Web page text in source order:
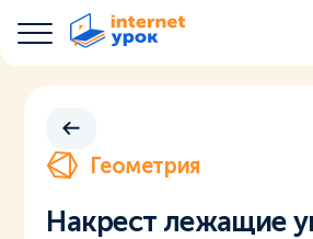
Геометрия
Накрест лежащие